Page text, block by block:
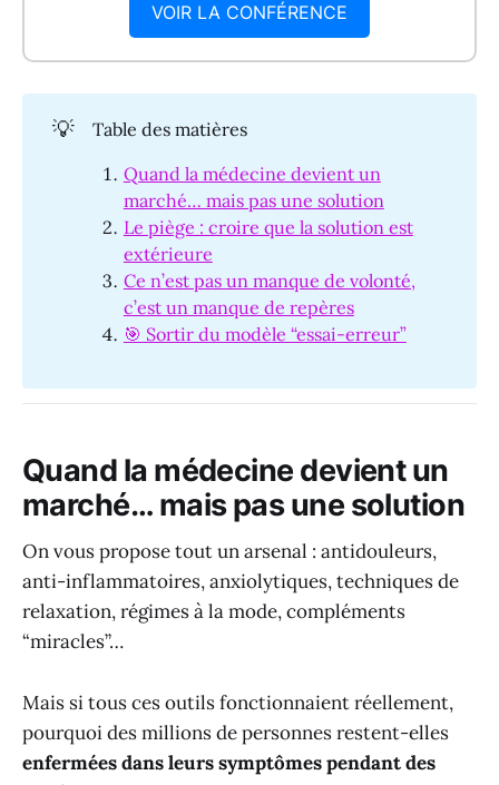
VOIR LA CONFÉRENCE
💡 Table des matières
Quand la médecine devient un
marché… mais pas une solution
Le piège : croire que la solution est
extérieure
Ce n’est pas un manque de volonté,
c’est un manque de repères
🎯 Sortir du modèle “essai-erreur”
Quand la médecine devient un
marché… mais pas une solution
On vous propose tout un arsenal : antidouleurs,
anti-inflammatoires, anxiolytiques, techniques de
relaxation, régimes à la mode, compléments
“miracles”…
Mais si tous ces outils fonctionnaient réellement,
pourquoi des millions de personnes restent-elles
enfermées dans leurs symptômes pendant des